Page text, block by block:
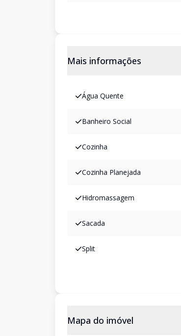
Mais informações
Água Quente
Banheiro Social
Cozinha
Cozinha Planejada
Hidromassagem
Sacada
Split
Mapa do imóvel